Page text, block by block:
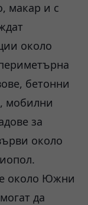
макар и с
около
бетонни
мобилни
за
около
около Южни
да